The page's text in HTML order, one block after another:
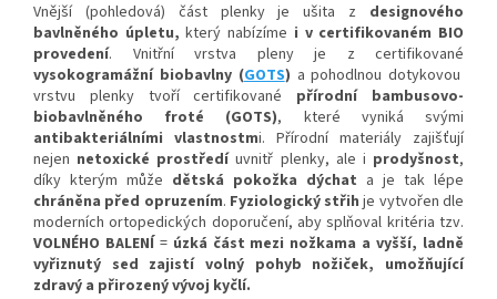
Vnější (pohledová) část plenky je ušita z designového
bavlněného úpletu,který nabízíme i v certifikovaném BIO
provedení. Vnitřní vrstva pleny je z certifikované
vysokogramážní biobavlny (GOTS) a pohodlnoudotykovou
vrstvu plenky tvoří certifikované přírodní bambusovo-
biobavlněného froté (GOTS), které vyniká svými
antibakteriálními vlastnostmi. Přírodní materiály zajišťují
nejen netoxické prostředíuvnitř plenky, ale i prodyšnost,
díky kterým může dětská pokožka dýchat a je tak lépe
chráněna před opruzením. Fyziologický střih je vytvořen dle
moderních ortopedických doporučení, aby splňoval kritéria tzv.
VOLNÉHO BALENÍ = úzká část mezi nožkama a vyšší, ladně
vyřiznutý sed zajistí volný pohyb nožiček, umožňující
zdravý a přirozený vývoj kyčlí.